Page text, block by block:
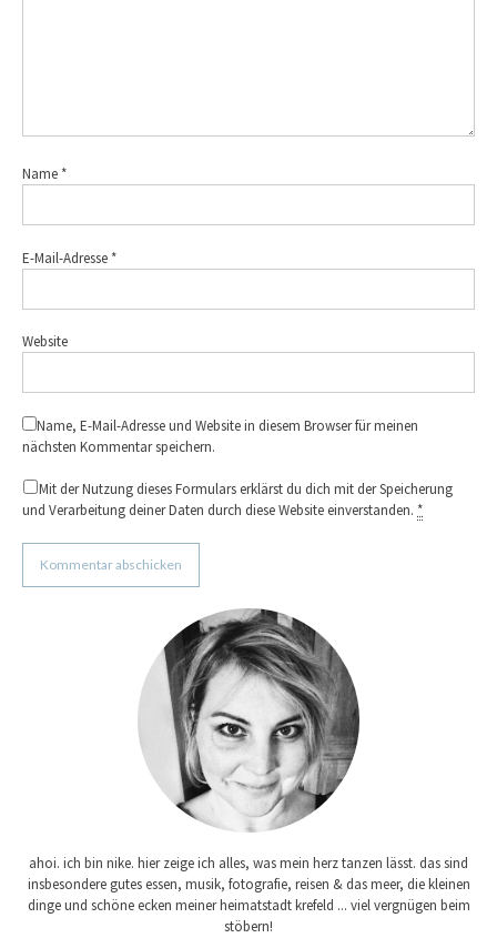
Name *
E-Mail-Adresse *
Website
Name, E-Mail-Adresse und Website in diesem Browser für meinen
nächsten Kommentar speichern.
Mit der Nutzung dieses Formulars erklärst du dich mit der Speicherung
und Verarbeitung deiner Daten durch diese Website einverstanden. *
ahoi. ich bin nike. hier zeige ich alles, was mein herz tanzen lässt. das sind
insbesondere gutes essen, musik, fotografie, reisen & das meer, die kleinen
dinge und schöne ecken meiner heimatstadt krefeld ... viel vergnügen beim
stöbern!